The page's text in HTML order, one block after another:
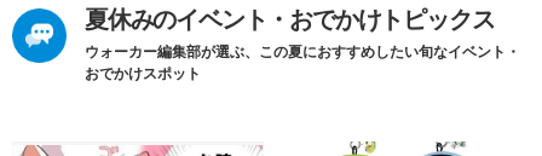
夏休みのイベント・おでかけトピックス
ウォーカー編集部が選ぶ、この夏におすすめしたい旬なイベント・
おでかけスポット